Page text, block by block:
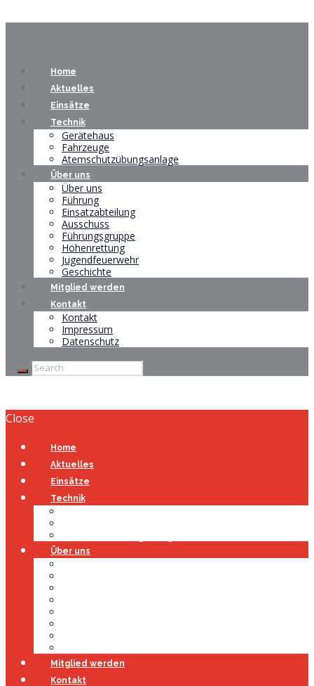
Home
Aktuelles
Einsätze
Technik
Gerätehaus
Fahrzeuge
Atemschutzübungsanlage
Über uns
Über uns
Führung
Einsatzabteilung
Ausschuss
Führungsgruppe
Höhenrettung
Jugendfeuerwehr
Geschichte
Mitglied werden
Kontakt
Kontakt
Impressum
Datenschutz
Close
Home
Aktuelles
Einsätze
Technik
Über uns
Mitglied werden
Kontakt